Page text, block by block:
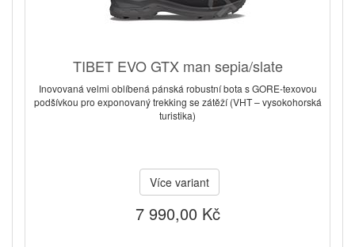
TIBET EVO GTX man sepia/slate
Inovovaná velmi oblíbená pánská robustní bota s GORE-texovou
podšívkou pro exponovaný trekking se zátěží (VHT – vysokohorská
turistika)
Více variant
7 990,00 Kč